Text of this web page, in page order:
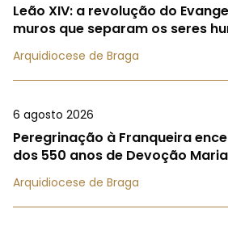
Leão XIV: a revolução do
muros que separam os seres
Arquidiocese de Braga
6 agosto 2026
Peregrinação à Franqueira
dos 550 anos de Devoção
Arquidiocese de Braga